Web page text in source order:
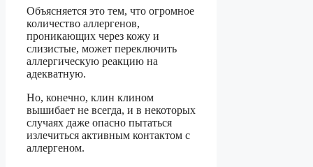
Объясняется это тем, что огромное
количество аллергенов,
проникающих через кожу и
слизистые, может переключить
аллергическую реакцию на
адекватную.
Но, конечно, клин клином
вышибает не всегда, и в некоторых
случаях даже опасно пытаться
излечиться активным контактом с
аллергеном.